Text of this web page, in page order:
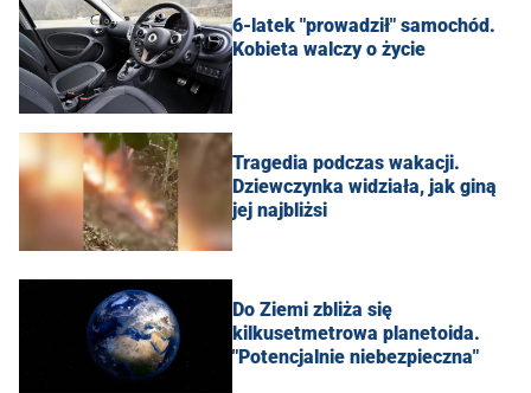
6-latek "prowadził" samochód.
Kobieta walczy o życie
Tragedia podczas wakacji.
Dziewczynka widziała, jak giną
jej najbliżsi
Do Ziemi zbliża się
kilkusetmetrowa planetoida.
"Potencjalnie niebezpieczna"